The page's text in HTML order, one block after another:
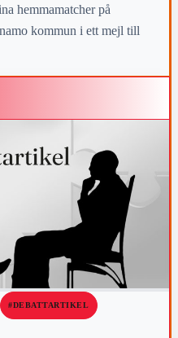
hemmamatcher på
kommun i ett mejl till
#DEBATTARTIKEL